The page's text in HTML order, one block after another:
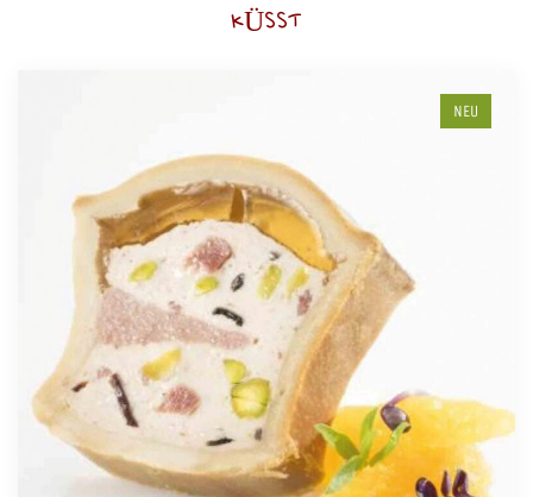
KÜSST
NEU